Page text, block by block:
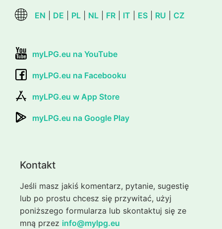
EN DE PL NL FR IT ES RU CZ
myLPG.eu na YouTube
myLPG.eu na Facebooku
myLPG.eu w App Store
myLPG.eu na Google Play
Kontakt
Jeśli masz jakiś komentarz, pytanie, sugestię
lub po prostu chcesz się przywitać, użyj
poniższego formularza lub skontaktuj się ze
mną przez info@mylpg.eu